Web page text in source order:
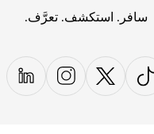
سافر. استكشف. تعرَّف.